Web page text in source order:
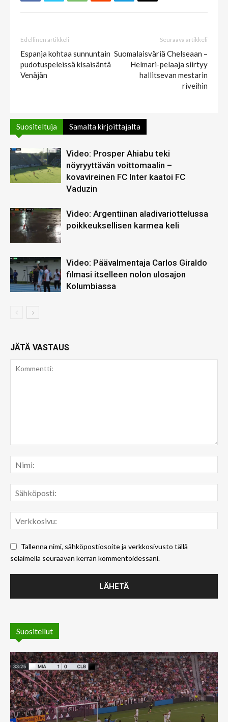
Edellinen artikkeli
Espanja kohtaa sunnuntain
pudotuspeleissä kisaisäntä
Venäjän
Seuraava artikkeli
Suomalaisväriä Chelseaan –
Helmari-pelaaja siirtyy
hallitsevan mestarin
riveihin
Suositeltuja Samalta kirjoittajalta
Video: Prosper Ahiabu teki
nöyryyttävän voittomaalin –
kovavireinen FC Inter kaatoi FC
Vaduzin
Video: Argentiinan aladivariottelussa
poikkeuksellisen karmea keli
Video: Päävalmentaja Carlos Giraldo
filmasi itselleen nolon ulosajon
Kolumbiassa
JÄTÄ VASTAUS
Tallenna nimi, sähköpostiosoite ja verkkosivusto tällä
selaimella seuraavan kerran kommentoidessani.
Suositellut